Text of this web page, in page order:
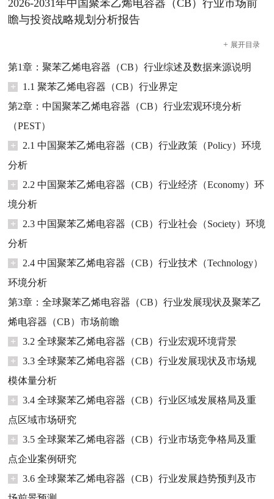
2026-2031年中国聚苯乙烯电容器（CB）行业市场前
瞻与投资战略规划分析报告
+ 展开目录
第1章：聚苯乙烯电容器（CB）行业综述及数据来源说明
+
1.1 聚苯乙烯电容器（CB）行业界定
第2章：中国聚苯乙烯电容器（CB）行业宏观环境分析
（PEST）
+
2.1 中国聚苯乙烯电容器（CB）行业政策（Policy）环境
分析
+
2.2 中国聚苯乙烯电容器（CB）行业经济（Economy）环
境分析
+
2.3 中国聚苯乙烯电容器（CB）行业社会（Society）环境
分析
+
2.4 中国聚苯乙烯电容器（CB）行业技术（Technology）
环境分析
第3章：全球聚苯乙烯电容器（CB）行业发展现状及聚苯乙
烯电容器（CB）市场前瞻
+
3.2 全球聚苯乙烯电容器（CB）行业宏观环境背景
+
3.3 全球聚苯乙烯电容器（CB）行业发展现状及市场规
模体量分析
+
3.4 全球聚苯乙烯电容器（CB）行业区域发展格局及重
点区域市场研究
+
3.5 全球聚苯乙烯电容器（CB）行业市场竞争格局及重
点企业案例研究
+
3.6 全球聚苯乙烯电容器（CB）行业发展趋势预判及市